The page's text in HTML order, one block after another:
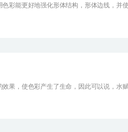
彩能更好地强化形体结构，形体边线，并
果，使色彩产生了生命，因此可以说，水